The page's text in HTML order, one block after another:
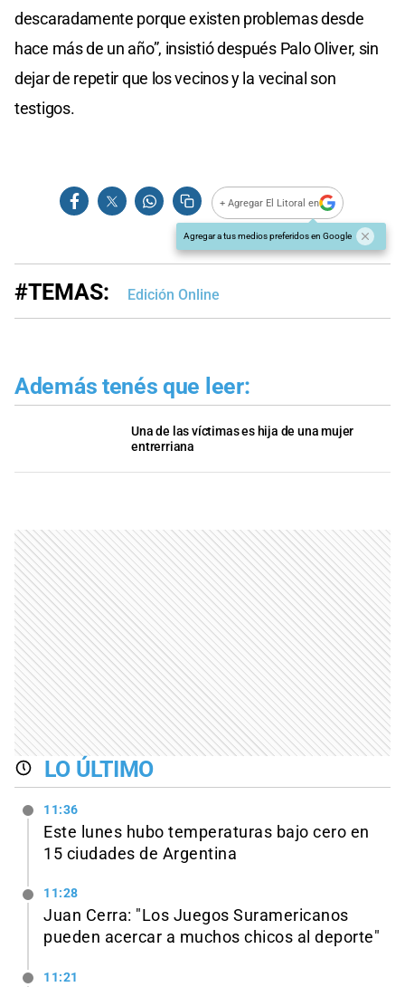
descaradamente porque existen problemas desde
hace más de un año”, insistió después Palo Oliver, sin
dejar de repetir que los vecinos y la vecinal son
testigos.
+ Agregar El Litoral en
Agregar a tus medios preferidos en Google
#TEMAS: Edición Online
Además tenés que leer:
Una de las víctimas es hija de una mujer
entrerriana
LO ÚLTIMO
11:36
Este lunes hubo temperaturas bajo cero en
15 ciudades de Argentina
11:28
Juan Cerra: "Los Juegos Suramericanos
pueden acercar a muchos chicos al deporte"
11:21